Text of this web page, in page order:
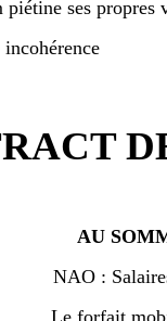
piétine ses propres
AU
NAO :
Le forfait